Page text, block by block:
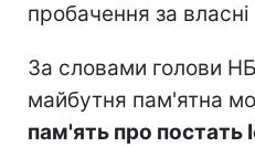
пробачення за
За словами голови
майбутня пам'ятна
пам'ять про постать